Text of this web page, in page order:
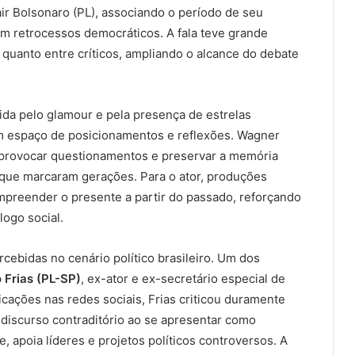
Bolsonaro (PL), associando o período de seu
retrocessos democráticos. A fala teve grande
entre críticos, ampliando o alcance do debate
pelo glamour e pela presença de estrelas
de posicionamentos e reflexões. Wagner
questionamentos e preservar a memória
marcaram gerações. Para o ator, produções
o presente a partir do passado, reforçando
social.
no cenário político brasileiro. Um dos
Frias (PL-SP), ex-ator e ex-secretário especial de
nas redes sociais, Frias criticou duramente
contraditório ao se apresentar como
apoia líderes e projetos políticos controversos. A